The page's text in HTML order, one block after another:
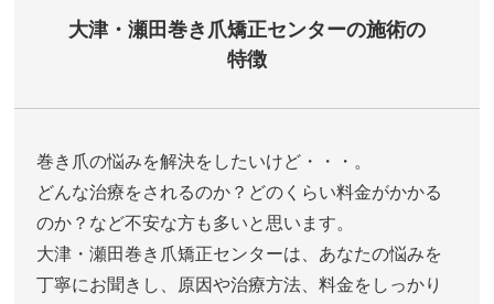
大津・瀬田巻き爪矯正センターの施術の
特徴
巻き爪の悩みを解決をしたいけど・・・。
どんな治療をされるのか？どのくらい料金がかかる
のか？など不安な方も多いと思います。
大津・瀬田巻き爪矯正センターは、あなたの悩みを
丁寧にお聞きし、原因や治療方法、料金をしっかり